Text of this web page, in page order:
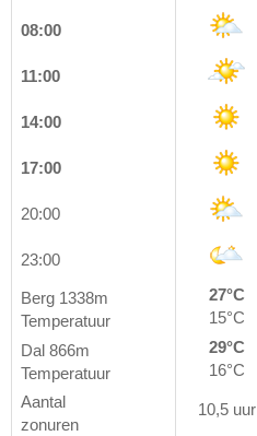
08:00
11:00
14:00
17:00
20:00
23:00
Berg 1338m
Temperatuur
27°C
15°C
Dal 866m
Temperatuur
29°C
16°C
Aantal
zonuren
10,5 uur